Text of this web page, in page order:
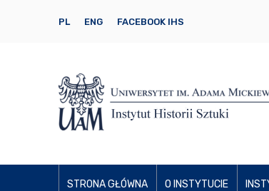
PL ENG FACEBOOK IHS
STRONA GŁÓWNA O INSTYTUCIE